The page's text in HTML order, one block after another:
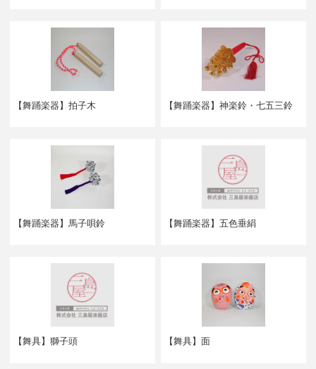
【舞踊楽器】拍子木 【舞踊楽器】神楽鈴・七五三鈴
【舞踊楽器】馬子唄鈴 【舞踊楽器】五色垂絹
【舞具】獅子頭 【舞具】面